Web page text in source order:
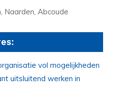
Naarden, Abcoude
vol mogelijkheden
uitsluitend werken in